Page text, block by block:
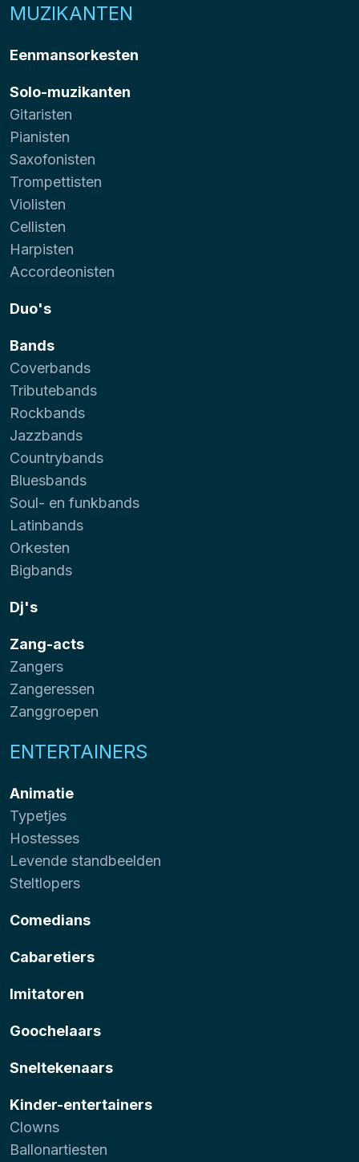
MUZIKANTEN
Eenmansorkesten
Solo-muzikanten
Gitaristen
Pianisten
Saxofonisten
Trompettisten
Violisten
Cellisten
Harpisten
Accordeonisten
Duo's
Bands
Coverbands
Tributebands
Rockbands
Jazzbands
Countrybands
Bluesbands
Soul- en funkbands
Latinbands
Orkesten
Bigbands
Dj's
Zang-acts
Zangers
Zangeressen
Zanggroepen
ENTERTAINERS
Animatie
Typetjes
Hostesses
Levende standbeelden
Steltlopers
Comedians
Cabaretiers
Imitatoren
Goochelaars
Sneltekenaars
Kinder-entertainers
Clowns
Ballonartiesten